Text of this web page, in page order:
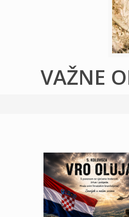
VAŽNE